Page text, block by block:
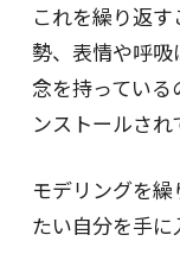
これを繰り返
勢、表情や呼
念を持ってい
ンストールされ
モデリングを
たい自分を手に